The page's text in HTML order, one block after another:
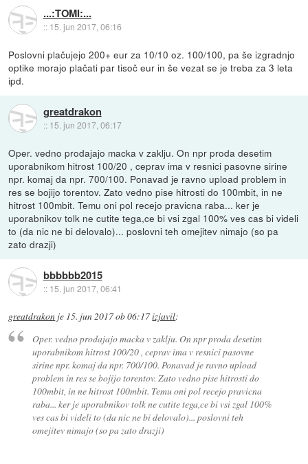
...:TOMI:...
:: 15. jun 2017, 06:16
Poslovni plačujejo 200+ eur za 10/10 oz. 100/100, pa še izgradnjo
optike morajo plačati par tisoč eur in še vezat se je treba za 3 leta
ipd.
greatdrakon
:: 15. jun 2017, 06:17
Oper. vedno prodajajo macka v zaklju. On npr proda desetim
uporabnikom hitrost 100/20 , ceprav ima v resnici pasovne sirine
npr. komaj da npr. 700/100. Ponavad je ravno upload problem in
res se bojijo torentov. Zato vedno pise hitrosti do 100mbit, in ne
hitrost 100mbit. Temu oni pol recejo pravicna raba... ker je
uporabnikov tolk ne cutite tega,ce bi vsi zgal 100% ves cas bi videli
to (da nic ne bi delovalo)... poslovni teh omejitev nimajo (so pa
zato drazji)
bbbbbb2015
:: 15. jun 2017, 06:41
greatdrakon je 15. jun 2017 ob 06:17izjavil:
Oper. vedno prodajajo macka v zaklju. On npr proda desetim
uporabnikom hitrost 100/20 , ceprav ima v resnici pasovne
sirine npr. komaj da npr. 700/100. Ponavad je ravno upload
problem in res se bojijo torentov. Zato vedno pise hitrosti do
100mbit, in ne hitrost 100mbit. Temu oni pol recejo pravicna
raba... ker je uporabnikov tolk ne cutite tega,ce bi vsi zgal 100%
ves cas bi videli to (da nic ne bi delovalo)... poslovni teh
omejitev nimajo (so pa zato drazji)